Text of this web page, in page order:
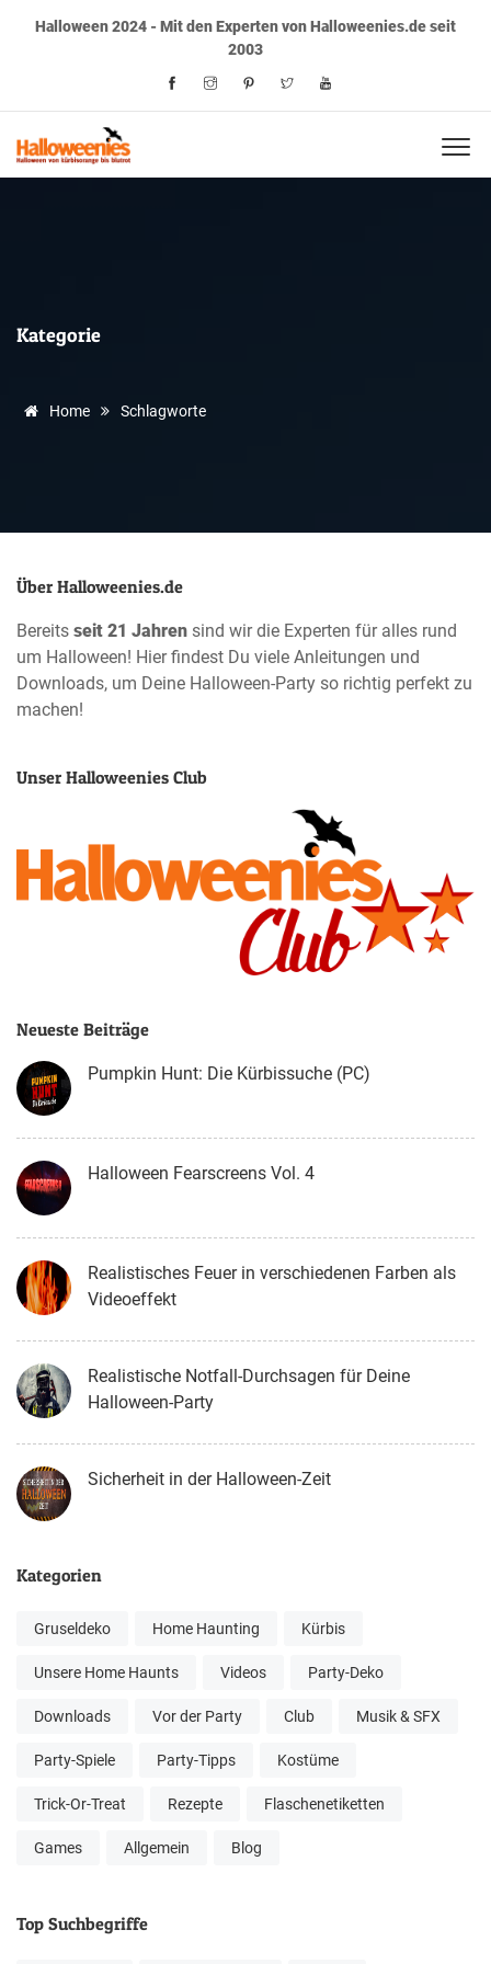
Halloween 2024 - Mit den Experten von Halloweenies.de seit
2003
Kategorie
Home Schlagworte
Über Halloweenies.de
Bereits seit 21 Jahren sind wir die Experten für alles rund
um Halloween! Hier findest Du viele Anleitungen und
Downloads, um Deine Halloween-Party so richtig perfekt zu
machen!
Unser Halloweenies Club
Neueste Beiträge
Pumpkin Hunt: Die Kürbissuche (PC)
Halloween Fearscreens Vol. 4
Realistisches Feuer in verschiedenen Farben als
Videoeffekt
Realistische Notfall-Durchsagen für Deine
Halloween-Party
Sicherheit in der Halloween-Zeit
Kategorien
Gruseldeko Home Haunting Kürbis
Unsere Home Haunts Videos Party-Deko
Downloads Vor der Party Club Musik & SFX
Party-Spiele Party-Tipps Kostüme
Trick-Or-Treat Rezepte Flaschenetiketten
Games Allgemein Blog
Top Suchbegriffe